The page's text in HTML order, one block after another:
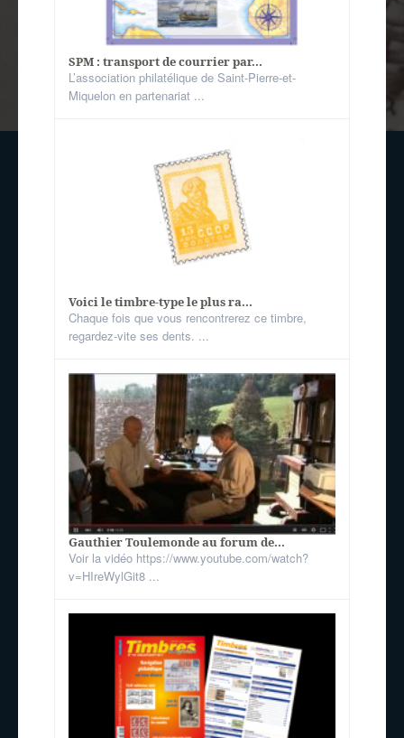
SPM : transport de courrier par...
L’association philatélique de Saint-Pierre-et-
Miquelon en partenariat ...
Voici le timbre-type le plus ra...
Chaque fois que vous rencontrerez ce timbre,
regardez-vite ses dents. ...
Gauthier Toulemonde au forum de...
Voir la vidéo https://www.youtube.com/watch?
v=HIreWylGit8 ...